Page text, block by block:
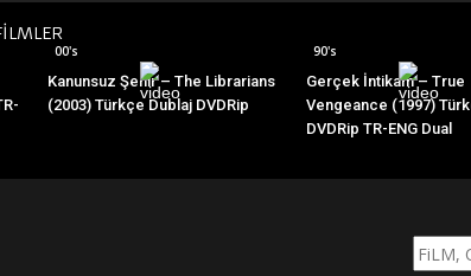
00's
Kanunsuz Şehir – The Librarians
(2003) Türkçe Dublaj DVDRip
90's
Gerçek İntikam – True
Vengeance (1997)
DVDRip TR-ENG Dual
Ara